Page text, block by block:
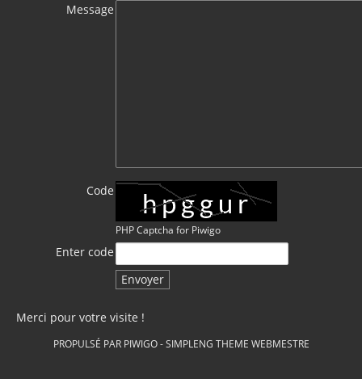
Message
Code
PHP Captcha for Piwigo
Enter code
Merci pour votre visite !
PROPULSÉ PAR PIWIGO-SIMPLENG THEME WEBMESTRE